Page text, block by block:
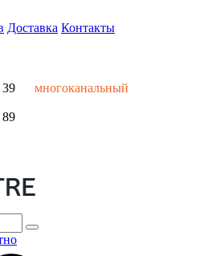
Доставка Контакты
39 многоканальный
89